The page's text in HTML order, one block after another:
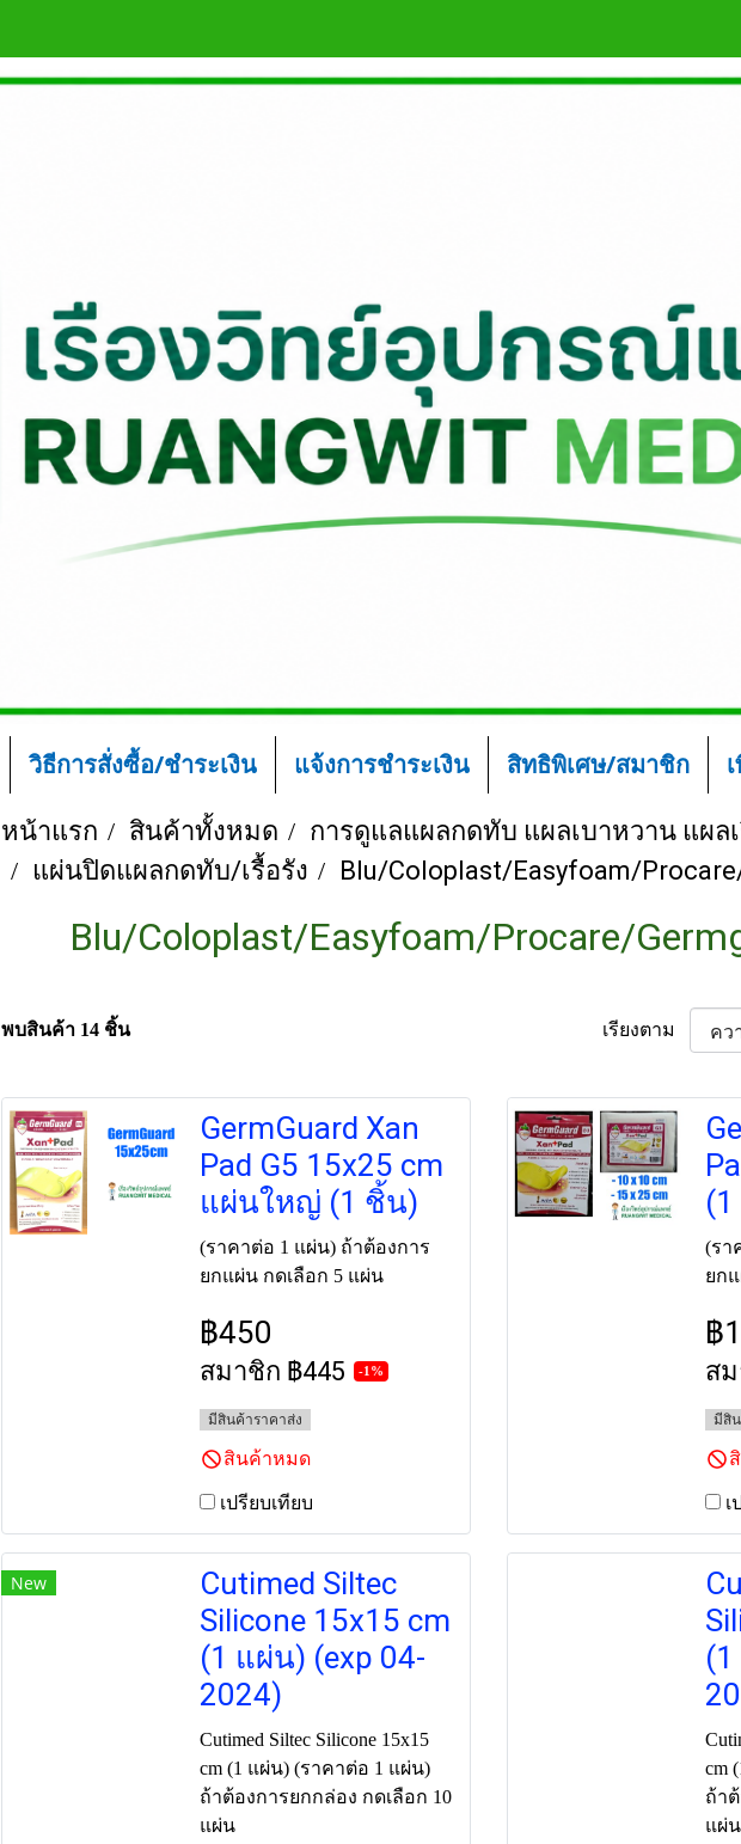
วิธีการสั่งซื้อ/ชำระเงิน แจ้งการชำระเงิน สิทธิพิเศษ/สมาชิก
หน้าแรก สินค้าทั้งหมด
การดูแลแผลกดทับ แผลเบาหวาน แผล
แผ่นปิดแผลกดทับ/เรื้อรัง
Blu/Coloplast/Easyfoam/
Blu/Coloplast/Easyfoam/Procare/
พบสินค้า 14 ชิ้น เรียงตาม
GermGuard Xan
Pad G5 15x25 cm
แผ่นใหญ่ (1 ชิ้น)
(ราคาต่อ 1 แผ่น) ถ้าต้องการ
ยกแผ่น กดเลือก 5 แผ่น
฿450
สมาชิก ฿445 -1%
มีสินค้าราคาส่ง
สินค้าหมด
เปรียบเทียบ
(รา
ยก
฿
ส
มีสิ
เ
New
Cutimed Siltec
Silicone 15x15 cm
(1 แผ่น) (exp 04-
2024)
Cutimed Siltec Silicone 15x15
cm (1 แผ่น) (ราคาต่อ 1 แผ่น)
ถ้าต้องการยกกล่อง กดเลือก 10
แผ่น
cm
ถ้า
แผ่น